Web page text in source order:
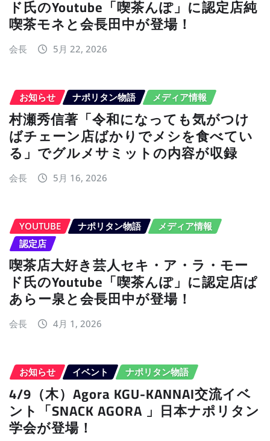
ド氏のYoutube「喫茶んぽ」に認定店純
喫茶モネと会長田中が登場！
会長 5月 22, 2026
お知らせ ナポリタン物語 メディア情報
村瀬秀信著「令和になっても気がつけ
ばチェーン店ばかりでメシを食べてい
る」でグルメサミットの内容が収録
会長 5月 16, 2026
YOUTUBE ナポリタン物語
メディア情報
認定店
喫茶店大好き芸人セキ・ア・ラ・モー
ド氏のYoutube「喫茶んぽ」に認定店ぱ
あらー泉と会長田中が登場！
会長 4月 1, 2026
お知らせ イベント ナポリタン物語
4/9（木）Agora KGU-KANNAI交流イベ
ント「SNACK AGORA 」日本ナポリタン
学会が登場！